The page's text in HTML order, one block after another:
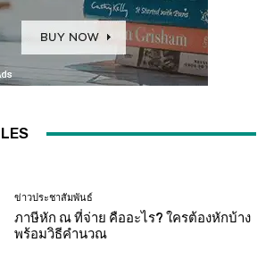
ข่าวประชาสัมพันธ์
ภาษีหัก ณ ที่จ่าย คืออะไร? ใครต้องหักบ้าง
พร้อมวิธีคำนวณ